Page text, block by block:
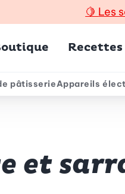
🍋 Les
Recettes
pâtisserieAppareils
et